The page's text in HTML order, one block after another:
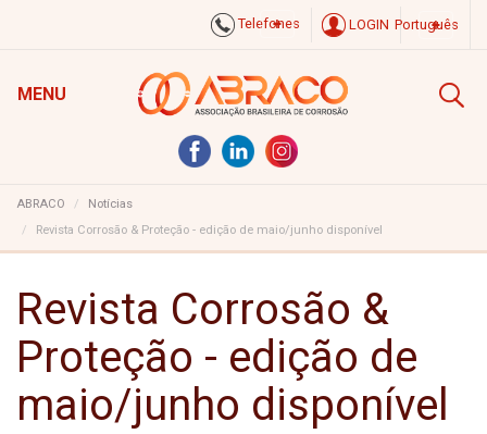
Telefones LOGIN Português
MENU
ABRACO
Notícias
Revista Corrosão & Proteção - edição de maio/junho disponível
Revista Corrosão &
Proteção - edição de
maio/junho disponível